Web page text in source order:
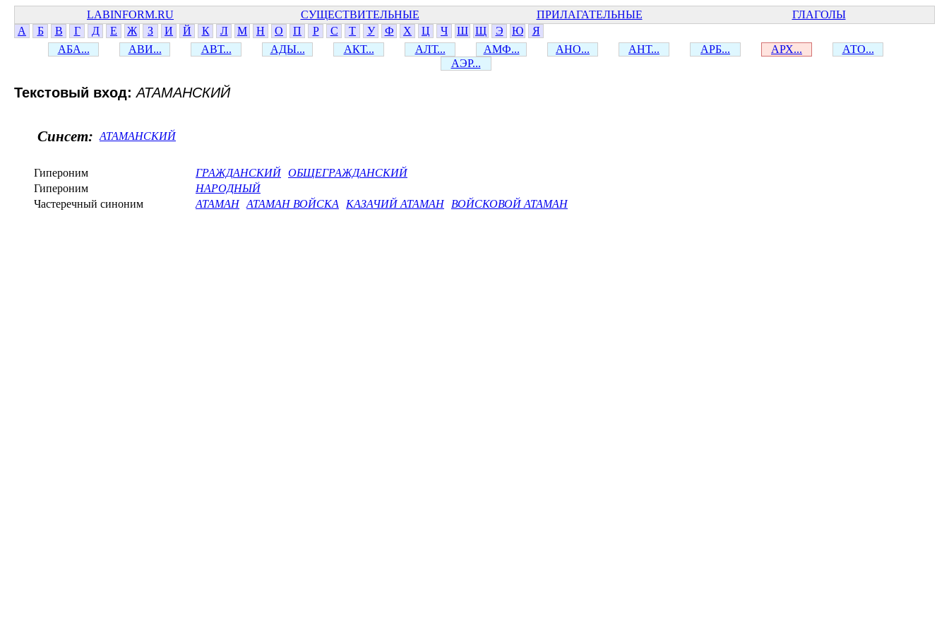
LABINFORM.RU СУЩЕСТВИТЕЛЬНЫЕ ПРИЛАГАТЕЛЬНЫЕ
ГЛАГОЛЫ
А
Б В Г Д Е Ж З И Й К Л М Н О П Р С Т У Ф Х Ц Ч Ш Щ Э Ю
Я
АБА...
АВИ... АВТ... АДЫ... АКТ... АЛТ... АМФ... АНО... АНТ... АРБ... АРХ...
АТО...
АЭР...
Текстовый вход:АТАМАНСКИЙ
Синсет: АТАМАНСКИЙ
Гипероним ГРАЖДАНСКИЙ ОБЩЕГРАЖДАНСКИЙ
Гипероним
НАРОДНЫЙ
Частеречный синоним
АТАМАН АТАМАН ВОЙСКА КАЗАЧИЙ АТАМАН ВОЙСКОВОЙ АТАМАН